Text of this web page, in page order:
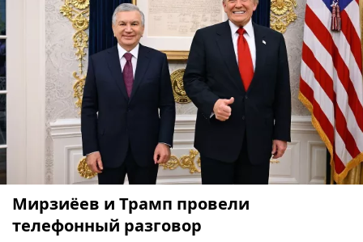
Мирзиёев и Трамп провели
телефонный разговор